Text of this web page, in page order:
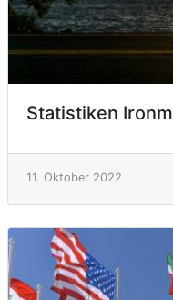
Statistiken
11. Oktober 2022